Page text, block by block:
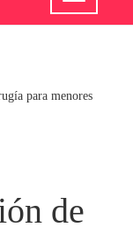
para menores
de